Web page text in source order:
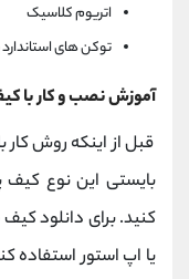
اتریوم کلاسیک
توکن های
آموزش نصب و کار با
بایستی این نوع
کنید. برای دانلود
یا اپ استور استفاده